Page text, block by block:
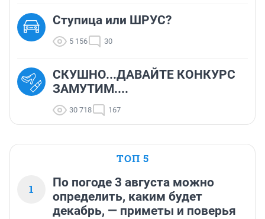
Ступица или ШРУС?
5 156 30
СКУШНО...ДАВАЙТЕ КОНКУРС
ЗАМУТИМ....
30 718 167
ТОП 5
1
По погоде 3 августа можно
определить, каким будет
декабрь, — приметы и поверья